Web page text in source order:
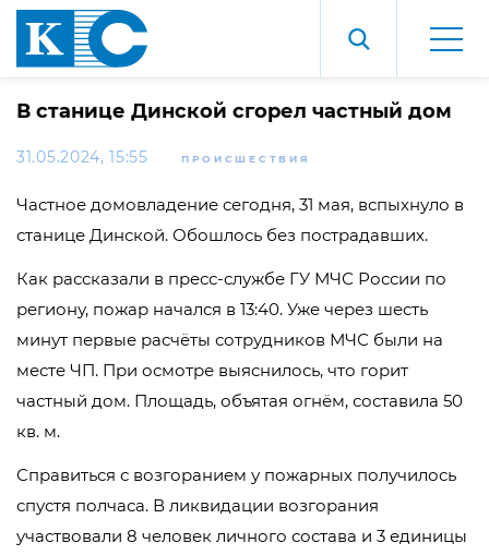
В станице Динской сгорел частный дом
31.05.2024, 15:55 ПРОИСШЕСТВИЯ
Частное домовладение сегодня, 31 мая, вспыхнуло в
станице Динской. Обошлось без пострадавших.
Как рассказали в пресс-службе ГУ МЧС России по
региону, пожар начался в 13:40. Уже через шесть
минут первые расчёты сотрудников МЧС были на
месте ЧП. При осмотре выяснилось, что горит
частный дом. Площадь, объятая огнём, составила 50
кв. м.
Справиться с возгоранием у пожарных получилось
спустя полчаса. В ликвидации возгорания
участвовали 8 человек личного состава и 3 единицы